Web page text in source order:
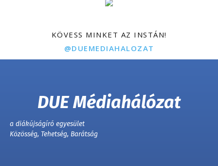
KÖVESS MINKET AZ INSTÁN!
@DUEMEDIAHALOZAT
DUE Médiahálózat
a diákújságíró egyesület
Közösség, Tehetség, Barátság